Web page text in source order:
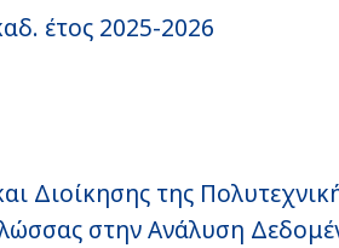
έτος 2025-2026
Διοίκησης της
στην Ανάλυση